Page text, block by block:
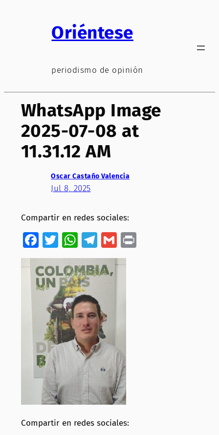
Oriéntese
periodismo de opinión
WhatsApp Image
2025-07-08 at
11.31.12 AM
Oscar Castaño Valencia
Jul 8, 2025
Compartir en redes sociales:
Facebook
Twitter
WhatsApp
Telegram
GmailPrint
Compartir en redes sociales: